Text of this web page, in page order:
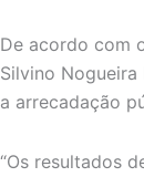
De acordo com
Silvino
a arrecadação
“Os resultados